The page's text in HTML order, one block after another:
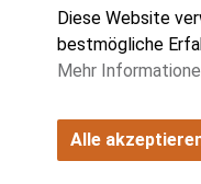
Diese Website
bestmögliche
Mehr
Alle